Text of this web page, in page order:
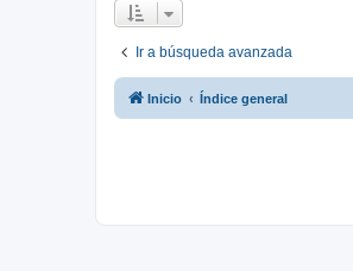
Ir a búsqueda avanzada
Inicio Índice general